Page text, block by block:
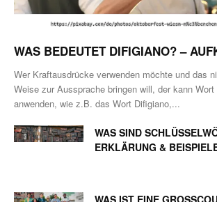
WAS BEDEUTET DIFIGIANO? –
Wer Kraftausdrücke verwenden möchte und das
Weise zur Aussprache bringen will, der kann
anwenden, wie z.B. das Wort Difigiano,...
WAS SIND
ERKLÄRUNG &
WAS IST EINE